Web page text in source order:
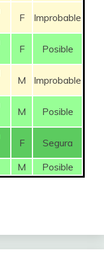
F Improbable
F Posible
M Improbable
M Posible
F
Segura
M Posible